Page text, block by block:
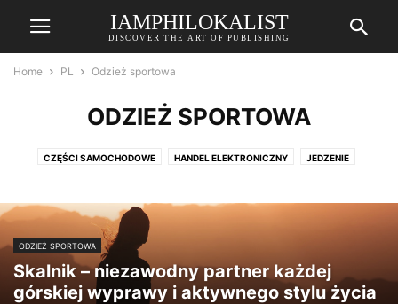
IAMPHILOKALIST
DISCOVER THE ART OF PUBLISHING
Home PL Odzież sportowa
ODZIEŻ SPORTOWA
CZĘŚCI SAMOCHODOWE HANDEL ELEKTRONICZNY JEDZENIE
PODRÓŻE SKLEP ZOOLOGICZNY TECHNOLOGIA
TECHNOLOGIE EDUKACYJNE
ODZIEŻ SPORTOWA
Skalnik – niezawodny partner każdej
górskiej wyprawy i aktywnego stylu życia